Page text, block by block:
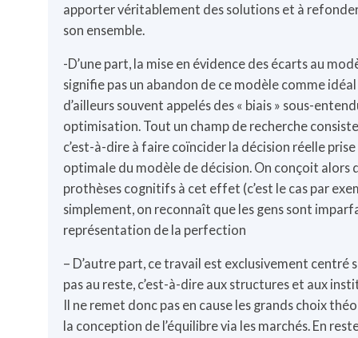
apporter véritablement des solutions et à
son ensemble.
-D’une part, la mise en évidence des écarts au
signifie pas un abandon de ce modèle comme
d’ailleurs souvent appelés des « biais » sous-
optimisation. Tout un champ de recherche consiste
c’est-à-dire à faire coïncider la décision réelle
optimale du modèle de décision. On conçoit alors
prothèses cognitifs à cet effet (c’est le cas par
simplement, on reconnaît que les gens sont
représentation de la perfection
– D’autre part, ce travail est exclusivement centré
pas au reste, c’est-à-dire aux structures et aux
Il ne remet donc pas en cause les grands choix
la conception de l’équilibre via les marchés. En